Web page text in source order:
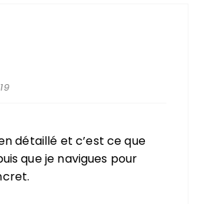
détaillé et c’est ce que
que je navigues pour